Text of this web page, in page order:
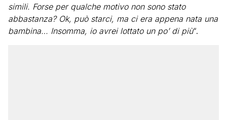
simili. Forse per qualche motivo non sono stato
abbastanza? Ok, può starci, ma ci era appena nata una
bambina… Insomma, io avrei lottato un po’ di più“.